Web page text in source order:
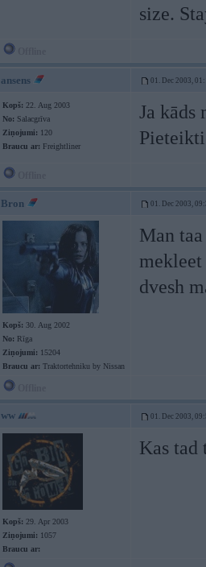
size.
ansens 01. Dec 2003,
Kopš: 22. Aug 2003
No: Salacgrīva
Ziņojumi: 120
Braucu ar: Freightliner
Ja kāds
Bron 01. Dec 2003,
Kopš: 30. Aug 2002
No: Rīga
Ziņojumi: 15204
Braucu ar: Traktortehniku by Nissan
Man
dvesh
ww 01. Dec 2003,
Kopš: 29. Apr 2003
Ziņojumi: 1057
Braucu ar:
Kas tad